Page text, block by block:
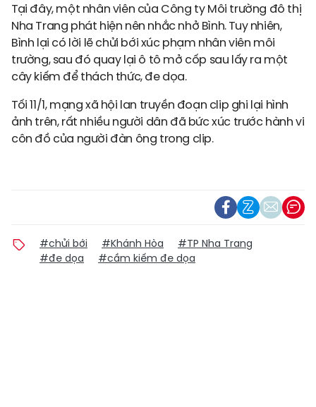
Tại đây, một nhân viên của Công ty Môi trường đô thị
Nha Trang phát hiện nên nhắc nhở Bình. Tuy nhiên,
Bình lại có lời lẽ chửi bới xúc phạm nhân viên môi
trường, sau đó quay lại ô tô mở cốp sau lấy ra một
cây kiếm để thách thức, đe dọa.
Tối 11/1, mạng xã hội lan truyền đoạn clip ghi lại hình
ảnh trên, rất nhiều người dân đã bức xúc trước hành vi
côn đồ của người đàn ông trong clip.
#chửi bới #Khánh Hòa
#TP Nha Trang
#đe dọa
#cầm kiếm đe dọa